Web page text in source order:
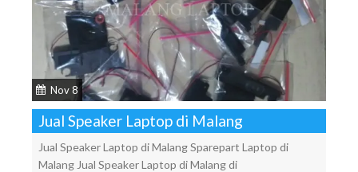
Nov 8
Jual Speaker Laptop di Malang
Jual Speaker Laptop di Malang Sparepart Laptop di
Malang Jual Speaker Laptop di Malang di